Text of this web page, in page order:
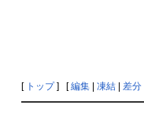
[ トップ] [編集| 凍結| 差分|